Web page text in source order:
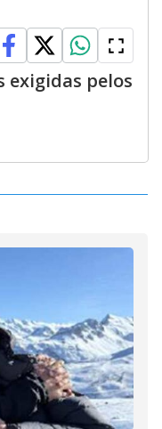
exigidas pelos